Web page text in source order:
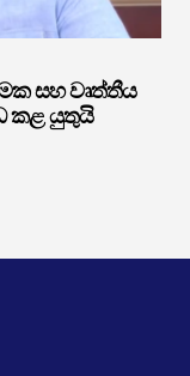
සහ වෘත්තීය
කළ යුතුයි